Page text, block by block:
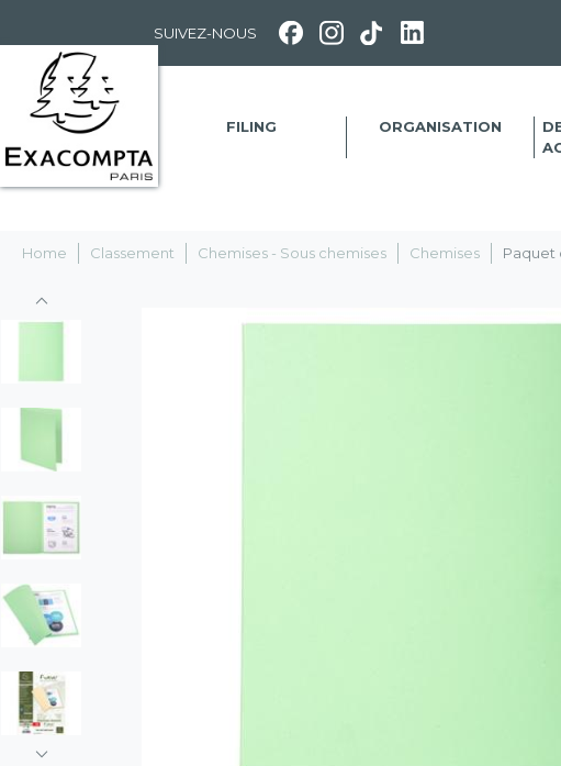
SUIVEZ-NOUS
FILING ORGANISATION
Home Classement Chemises - Sous chemises Chemises Paquet